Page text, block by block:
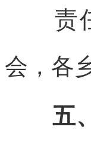
责任
会，各
五